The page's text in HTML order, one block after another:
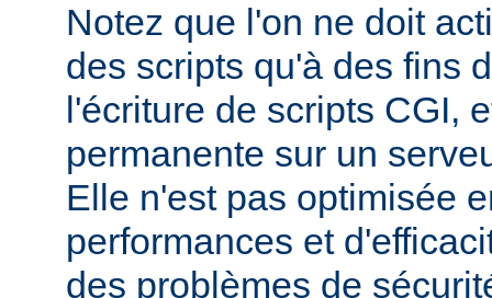
Notez que l'on ne doit
des scripts qu'à des fins
l'écriture de scripts CGI,
permanente sur un
Elle n'est pas optimisée
performances et
des problèmes de